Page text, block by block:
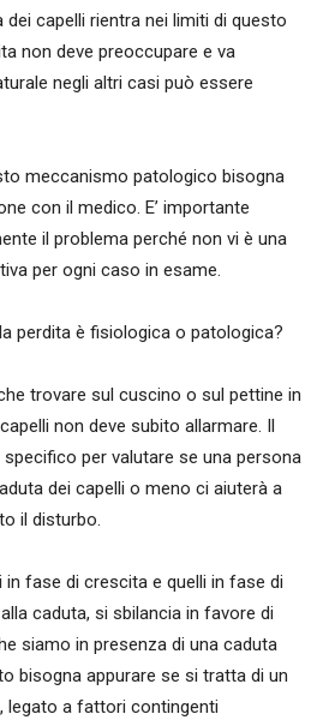
dei capelli rientra nei limiti di questo
non deve preoccupare e va
negli altri casi può essere
meccanismo patologico bisogna
con il medico. E’ importante
il problema perché non vi è una
per ogni caso in esame.
perdita è fisiologica o patologica?
trovare sul cuscino o sul pettine in
non deve subito allarmare. Il
per valutare se una persona
dei capelli o meno ci aiuterà a
il disturbo.
fase di crescita e quelli in fase di
caduta, si sbilancia in favore di
siamo in presenza di una caduta
bisogna appurare se si tratta di un
legato a fattori contingenti